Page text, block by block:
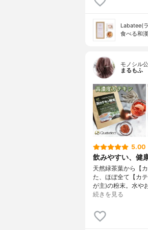
Labatee(
食べる和
モノシル
まるもふ
5.00
飲みやすい、健
天然緑茶葉から【
た、ほぼ全て【カ
が主)の粉末。水や
続きを見る